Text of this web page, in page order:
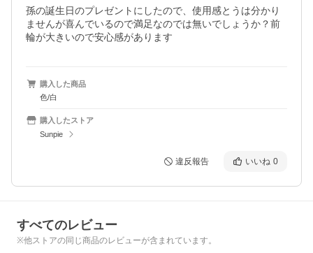
孫の誕生日のプレゼントにしたので、使用感とうは分かり
ませんが喜んでいるので満足なのでは無いでしょうか？前
輪が大きいので安心感があります
購入した商品
色/白
購入したストア
Sunpie
違反報告 いいね 0
すべてのレビュー
※他ストアの同じ商品のレビューが含まれています。